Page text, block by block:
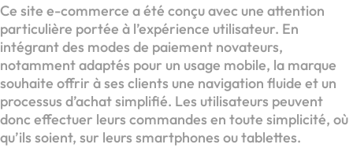
Ce site e-commerce a été conçu avec une attention
particulière portée à l’expérience utilisateur. En
intégrant des modes de paiement novateurs,
notamment adaptés pour un usage mobile, la marque
souhaite offrir à ses clients une navigation fluide et un
processus d’achat simplifié. Les utilisateurs peuvent
donc effectuer leurs commandes en toute simplicité, où
qu’ils soient, sur leurs smartphones ou tablettes.